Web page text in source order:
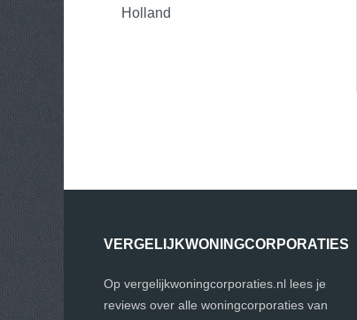
Holland
VERGELIJKWONINGCORPORATIES
Op vergelijkwoningcorporaties.nl lees je
reviews over alle woningcorporaties van